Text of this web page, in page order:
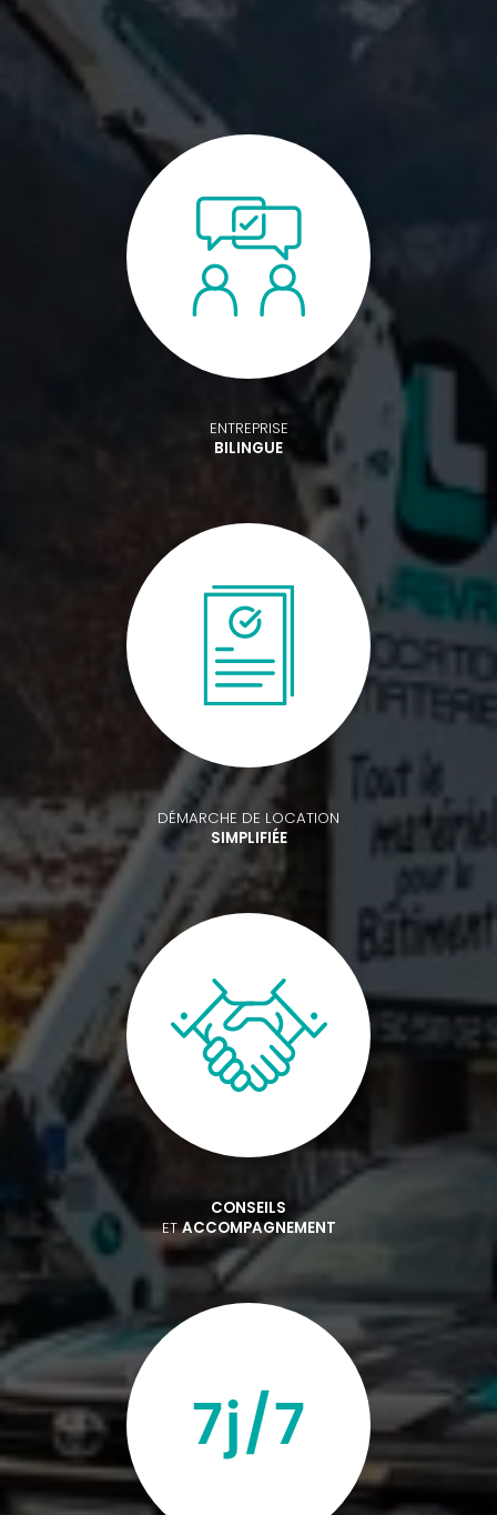
ENTREPRISE
BILINGUE
DÉMARCHE DE LOCATION
SIMPLIFIÉE
CONSEILS
ETACCOMPAGNEMENT